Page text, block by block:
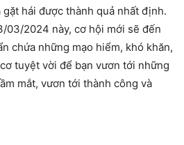
hái được thành quả nhất định.
03/2024 này, cơ hội mới sẽ đến
chứa những mạo hiểm, khó khăn,
tuyệt vời để bạn vươn tới những
mắt, vươn tới thành công và